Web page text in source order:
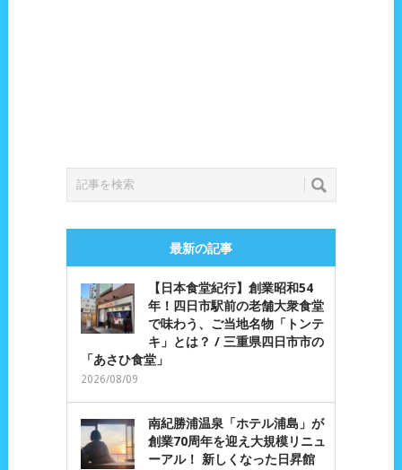
最新の記事
【日本食堂紀行】創業昭和54
年！四日市駅前の老舗大衆食堂
で味わう、ご当地名物「トンテ
キ」とは？ / 三重県四日市市の
「あさひ食堂」
2026/08/09
南紀勝浦温泉「ホテル浦島」が
創業70周年を迎え大規模リニュ
ーアル！ 新しくなった日昇館